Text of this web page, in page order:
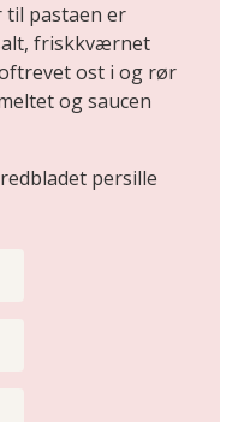
til pastaen er
friskkværnet
ost i og rør
og saucen
persille